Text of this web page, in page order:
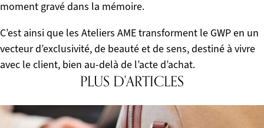
moment gravé dans la mémoire.
C’est ainsi que les Ateliers AME transforment le GWP en un
vecteur d’exclusivité, de beauté et de sens, destiné à vivre
avec le client, bien au-delà de l’acte d’achat.
PLUS D'ARTICLES